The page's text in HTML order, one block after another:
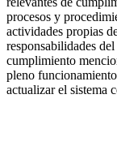
procesos y
actividades propias
responsabilidades
cumplimiento
pleno
actualizar el sistema